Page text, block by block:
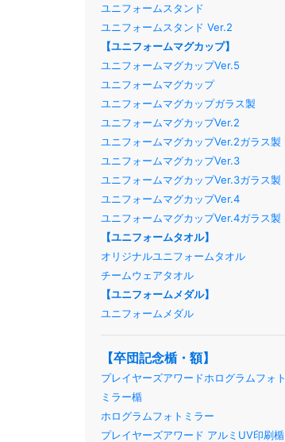
ユニフォームスタンド
ユニフォームスタンド Ver.2
【ユニフォームマグカップ】
ユニフォームマグカップVer.5
ユニフォームマグカップ
ユニフォームマグカップガラス製
ユニフォームマグカップVer.2
ユニフォームマグカップVer.2ガラス製
ユニフォームマグカップVer.3
ユニフォームマグカップVer.3ガラス製
ユニフォームマグカップVer.4
ユニフォームマグカップVer.4ガラス製
【ユニフォームタオル】
オリジナルユニフォームタオル
チームウェアタオル
【ユニフォームメダル】
ユニフォームメダル
【卒団記念楯・額】
プレイヤーズアワードホログラムフォト
ミラー楯
ホログラムフォトミラー
プレイヤーズアワード アルミUV印刷楯